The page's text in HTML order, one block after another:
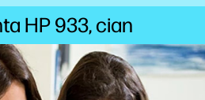
HP 933, cian